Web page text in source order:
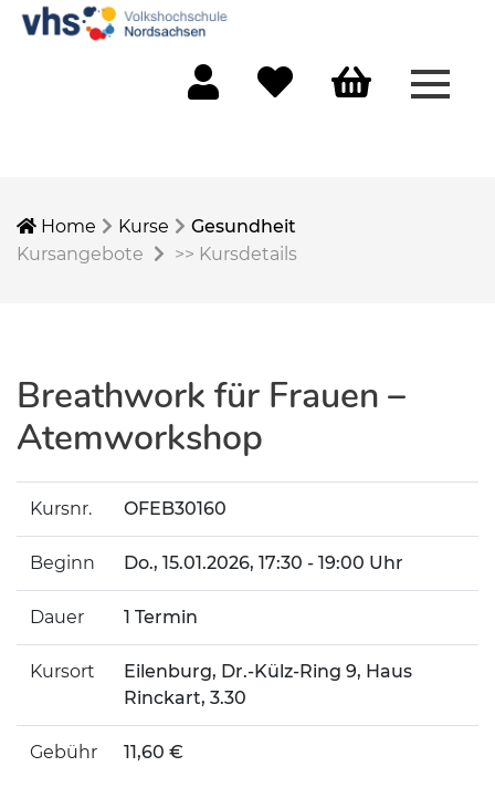
Home Kurse
Gesundheit
Kursangebote
>> Kursdetails
Breathwork für Frauen –
Atemworkshop
Kursnr. OFEB30160
Beginn Do., 15.01.2026, 17:30 - 19:00 Uhr
Dauer 1 Termin
Kursort
Eilenburg, Dr.-Külz-Ring 9, Haus
Rinckart, 3.30
Gebühr 11,60 €